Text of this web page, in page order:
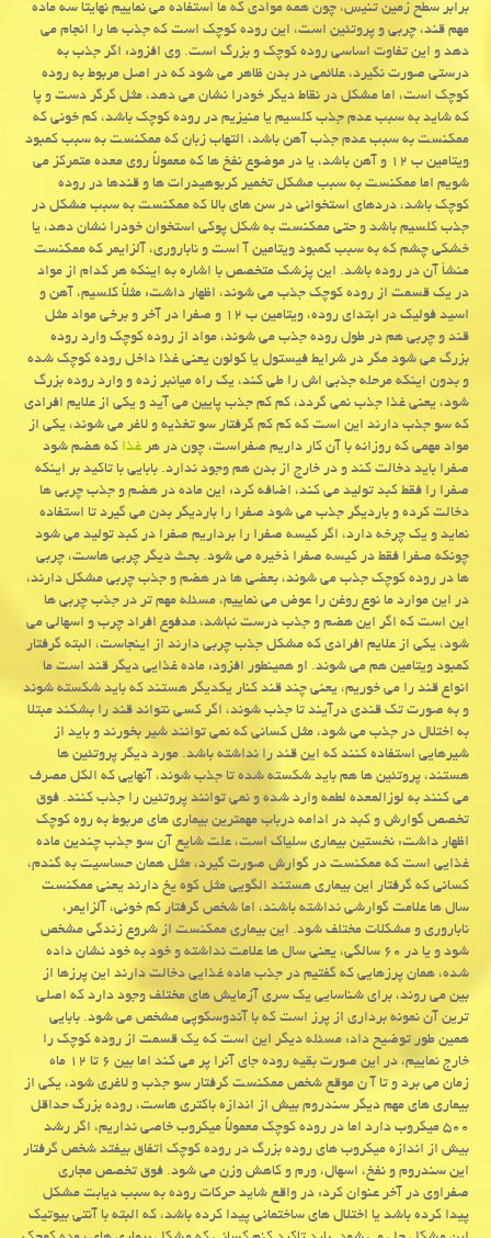
برابر سطح زمین تنیس، چون همه موادی که ما استفاده می نماییم نهایتاً سه ماده
مهم قند، چربی و پروتئین است، این روده کوچک است که جذب ها را انجام می
دهد و این تفاوت اساسی روده کوچک و بزرگ است. وی افزود: اگر جذب به
درستی صورت نگیرد، علائمی در بدن ظاهر می شود که در اصل مربوط به روده
کوچک است، اما مشکل در نقاط دیگر خودرا نشان می دهد، مثل گرگر دست و پا
که شاید به سبب عدم جذب کلسیم یا منیزیم در روده کوچک باشد، کم خونی که
ممکنست به سبب عدم جذب آهن باشد، التهاب زبان که ممکنست به سبب کمبود
ویتامین ب ۱۲ و آهن باشد، یا در موضوع نفخ ها که معمولاً روی معده متمرکز می
شویم اما ممکنست به سبب مشکل تخمیر کربوهیدرات ها و قندها در روده
کوچک باشد، دردهای استخوانی در سن های بالا که ممکنست به سبب مشکل در
جذب کلسیم باشد و حتی ممکنست به شکل پوکی استخوان خودرا نشان دهد، یا
خشکی چشم که به سبب کمبود ویتامین آ است و ناباروری، آلزایمر که ممکنست
منشأ آن در روده باشد. این پزشک متخصص با اشاره به اینکه هر کدام از مواد
در یک قسمت از روده کوچک جذب می شوند، اظهار داشت: مثلاً کلسیم، آهن و
اسید فولیک در ابتدای روده، ویتامین ب ۱۲ و صفرا در آخر و برخی مواد مثل
قند و چربی هم در طول روده جذب می شوند، مواد از روده کوچک وارد روده
بزرگ می شود مگر در شرایط فیستول یا کولون یعنی غذا داخل روده کوچک شده
و بدون اینکه مرحله جذبی اش را طی کند، یک راه میانبر زده و وارد روده بزرگ
شود، یعنی غذا جذب نمی گردد، کم کم جذب پایین می آید و یکی از علایم افرادی
که سو جذب دارند این است که کم کم گرفتار سو تغذیه و لاغر می شوند، یکی از
مواد مهمی که روزانه با آن کار داریم صفراست، چون در هرغذاکه هضم شود
صفرا باید دخالت کند و در خارج از بدن هم وجود ندارد. بابایی با تاکید بر اینکه
صفرا را فقط کبد تولید می کند، اضافه کرد: این ماده در هضم و جذب چربی ها
دخالت کرده و باردیگر جذب می شود صفرا را باردیگر بدن می گیرد تا استفاده
نماید و یک چرخه دارد، اگر کیسه صفرا را برداریم صفرا در کبد تولید می شود
چونکه صفرا فقط در کیسه صفرا ذخیره می شود. بحث دیگر چربی هاست، چربی
ها در روده کوچک جذب می شوند، بعضی ها در هضم و جذب چربی مشکل دارند،
در این موارد ما نوع روغن را عوض می نماییم، مسئله مهم تر در جذب چربی ها
این است که اگر این هضم و جذب درست نباشد، مدفوع افراد چرب و اسهالی می
شود، یکی از علایم افرادی که مشکل جذب چربی دارند از اینجاست، البته گرفتار
کمبود ویتامین هم می شوند. او همینطور افزود: ماده غذایی دیگر قند است ما
انواع قند را می خوریم، یعنی چند قند کنار یکدیگر هستند که باید شکسته شوند
و به صورت تک قندی درآیند تا جذب شوند، اگر کسی نتواند قند را بشکند مبتلا
به اختلال در جذب می شود، مثل کسانی که نمی توانند شیر بخورند و باید از
شیرهایی استفاده کنند که این قند را نداشته باشد. مورد دیگر پروتئین ها
هستند، پروتئین ها هم باید شکسته شده تا جذب شوند، آنهایی که الکل مصرف
می کنند به لوزالمعده لطمه وارد شده و نمی توانند پروتئین را جذب کنند. فوق
تخصص گوارش و کبد در ادامه درباب مهمترین بیماری های مربوط به روه کوچک
اظهار داشت: نخستین بیماری سلیاک است، علت شایع آن سو جذب چندین ماده
غذایی است که ممکنست در گوارش صورت گیرد، مثل همان حساسیت به گندم،
کسانی که گرفتار این بیماری هستند الگویی مثل کوه یخ دارند یعنی ممکنست
سال ها علامت گوارشی نداشته باشند، اما شخص گرفتار کم خونی، آلزایمر،
ناباروری و مشکلات مختلف شود. این بیماری ممکنست از شروع زندگی مشخص
شود و یا در ۶۰ سالگی، یعنی سال ها علامت نداشته و خود به خود نشان داده
شده، همان پرزهایی که گفتیم در جذب ماده غذایی دخالت دارند این پرزها از
بین می روند، برای شناسایی یک سری آزمایش های مختلف وجود دارد که اصلی
ترین آن نمونه برداری از پرز است که با آندوسکوپی مشخص می شود. بابایی
همین طور توضیح داد: مسئله دیگر این است که یک قسمت از روده کوچک را
خارج نماییم، در این صورت بقیه روده جای آنرا پر می کند اما بین ۶ تا ۱۲ ماه
زمان می برد و تا آ ن موقع شخص ممکنست گرفتار سو جذب و لاغری شود، یکی از
بیماری های مهم دیگر سندروم بیش از اندازه باکتری هاست، روده بزرگ حداقل
۵۰۰ میکروب دارد اما در روده کوچک معمولاً میکروب خاصی نداریم، اگر رشد
بیش از اندازه میکروب های روده بزرگ در روده کوچک اتفاق بیفتد شخص گرفتار
این سندروم و نفخ، اسهال، ورم و کاهش وزن می شود. فوق تخصص مجاری
صفراوی در آخر عنوان کرد: در واقع شاید حرکات روده به سبب دیابت مشکل
پیدا کرده باشد یا اختلال های ساختمانی پیدا کرده باشد، که البته با آنتی بیوتیک